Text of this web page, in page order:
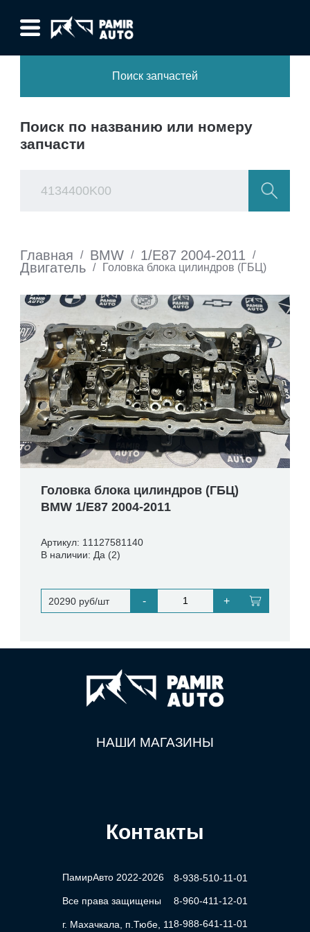
Поиск запчастей
Поиск по названию или номеру
запчасти
Главная / BMW / 1/E87 2004-2011 /
Двигатель / Головка блока цилиндров (ГБЦ)
Головка блока цилиндров (ГБЦ)
BMW 1/E87 2004-2011
Артикул: 11127581140
В наличии: Да (2)
20290 руб/шт - +
НАШИ МАГАЗИНЫ
Контакты
ПамирАвто 2022-2026
Все права защищены
г. Махачкала, п.Тюбе, 11
8-938-510-11-01
8-960-411-12-01
8-988-641-11-01